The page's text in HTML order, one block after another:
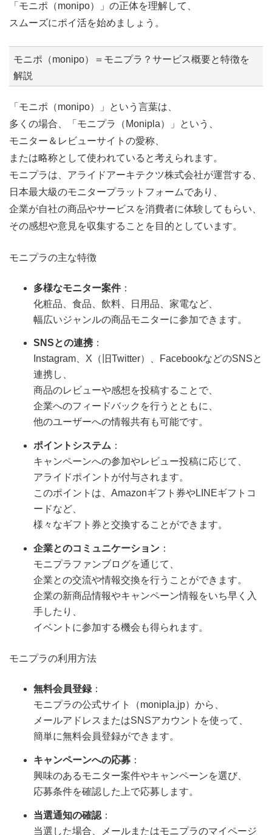
「モニポ（monipo）」の正体を理解して、
スムーズにポイ活を始めましょう。
モニポ（monipo）＝モニプラ？サービス概要と特徴を
解説
「モニポ（monipo）」という言葉は、
多くの場合、「モニプラ（Monipla）」という、
モニター＆レビューサイトの愛称、
または略称として使われていると考えられます。
モニプラは、アライドアーキテクツ株式会社が運営する、
日本最大級のモニタープラットフォームであり、
企業が自社の商品やサービスを消費者に体験してもらい、
その感想や意見を収集することを目的としています。
モニプラの主な特徴
多様なモニター案件：
化粧品、食品、飲料、日用品、家電など、
幅広いジャンルの商品モニターに参加できます。
SNSとの連携 ：
Instagram、X（旧Twitter）、FacebookなどのSNSと
連携し、
商品のレビューや感想を投稿することで、
企業へのフィードバックを行うとともに、
他のユーザーへの情報共有も可能です。
ポイントシステム ：
キャンペーンへの参加やレビュー投稿に応じて、
アライドポイントが付与されます。
このポイントは、Amazonギフト券やLINEギフトコ
ードなど、
様々なギフト券と交換することができます。
企業とのコミュニケーション ：
モニプラファンブログを通じて、
企業との交流や情報交換を行うことができます。
企業の新商品情報やキャンペーン情報をいち早く入
手したり、
イベントに参加する機会も得られます。
モニプラの利用方法
無料会員登録 ：
モニプラの公式サイト（monipla.jp）から、
メールアドレスまたはSNSアカウントを使って、
簡単に無料会員登録ができます。
キャンペーンへの応募 ：
興味のあるモニター案件やキャンペーンを選び、
応募条件を確認した上で応募します。
当選通知の確認 ：
当選した場合、メールまたはモニプラのマイページ